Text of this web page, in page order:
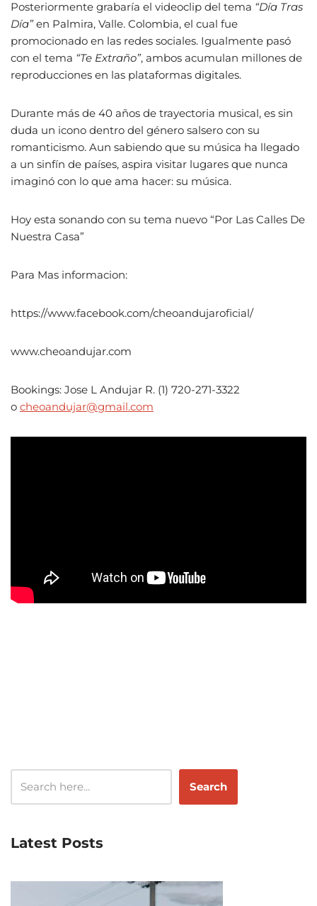
Posteriormente grabaría el videoclip del tema “Día Tras
Día”en Palmira, Valle. Colombia, el cual fue
promocionado en las redes sociales. Igualmente pasó
con el tema “Te Extraño”, ambos acumulan millones de
reproducciones en las plataformas digitales.
Durante más de 40 años de trayectoria musical, es sin
duda un icono dentro del género salsero con su
romanticismo. Aun sabiendo que su música ha llegado
a un sinfín de países, aspira visitar lugares que nunca
imaginó con lo que ama hacer: su música.
Hoy esta sonando con su tema nuevo “Por Las Calles De
Nuestra Casa”
Para Mas informacion:
https://www.facebook.com/cheoandujaroficial/
www.cheoandujar.com
Bookings: Jose L Andujar R. (1) 720-271-3322
o cheoandujar@gmail.com
Search
Latest Posts